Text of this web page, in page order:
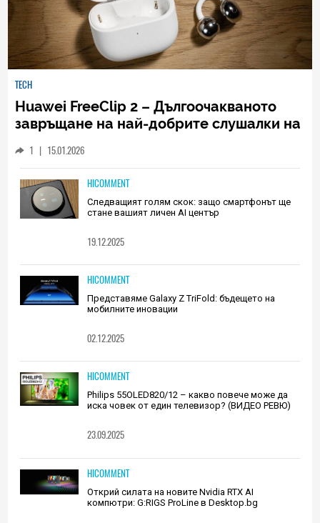
TECH
Huawei FreeClip 2 – Дългоочакваното
завръщане на най-добрите слушалки на
1 15.01.2026
HICOMMENT
Следващият голям скок: защо смартфонът ще
стане вашият личен AI център
19.12.2025
HICOMMENT
Представяме Galaxy Z TriFold: бъдещето на
мобилните иновации
02.12.2025
HICOMMENT
Philips 55OLED820/12 – какво повече може да
иска човек от един телевизор? (ВИДЕО РЕВЮ)
23.09.2025
HICOMMENT
Открий силата на новите Nvidia RTX AI
компютри: G:RIGS ProLine в Desktop.bg